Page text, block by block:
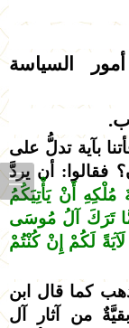
السياسة
بآية تدلُّ على
فقالوا: أن يردَّ
مُلْكِهِ أَنْ يَأْتِيَكُمُ
تَرَكَ آلُ مُوسَى
لَكُمْ إِنْ كُنْتُمْ
كما قال ابن
من آثار آل